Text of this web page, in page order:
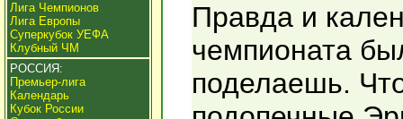
Лига Чемпионов
Лига Европы
Суперкубок УЕФА
Клубный ЧМ
РОССИЯ:
Премьер-лига
Календарь
Кубок России
Правда и
чемпионата
поделаешь.